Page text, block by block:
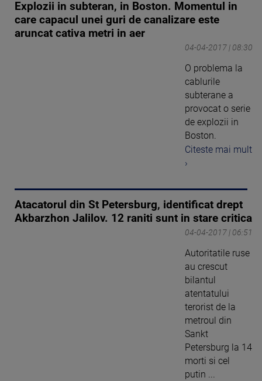
Explozii in subteran, in Boston. Momentul in
care capacul unei guri de canalizare este
aruncat cativa metri in aer
04-04-2017 | 08:30
O problema la
cablurile
subterane a
provocat o serie
de explozii in
Boston.
Citeste mai mult
›
Atacatorul din St Petersburg, identificat drept
Akbarzhon Jalilov. 12 raniti sunt in stare critica
04-04-2017 | 06:51
Autoritatile ruse
au crescut
bilantul
atentatului
terorist de la
metroul din
Sankt
Petersburg la 14
morti si cel
putin ...